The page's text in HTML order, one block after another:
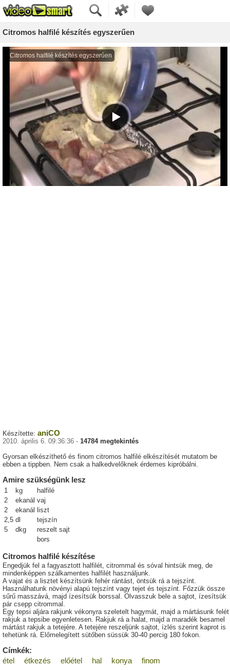
Citromos halfilé készítés egyszerűen
Készítette: aniCO
2010. április 6. 09:36:36 - 14784 megtekintés
Gyorsan elkészíthető és finom citromos halfilé elkészítését mutatom be
ebben a tippben. Nem csak a halkedvelőknek érdemes kipróbálni.
Amire szükségünk lesz
1 kg
halfilé
2
ekanál vaj
2
ekanál liszt
2,5 dl
tejszín
5
dkg
reszelt sajt
bors
Citromos halfilé készítése
Engedjük fel a fagyasztott halfilét, citrommal és sóval hintsük meg, de
mindenképpen szálkamentes halfilét használjunk.
A vajat és a lisztet készítsünk fehér rántást, öntsük rá a tejszínt.
Használhatunk növényi alapú tejszínt vagy tejet és tejszínt. Főzzük össze
sűrű masszává, majd ízesítsük borssal. Olvasszuk bele a sajtot, ízesítsük
pár csepp citrommal.
Egy tepsi aljára rakjunk vékonyra szeletelt hagymát, majd a mártásunk felét
rakjuk a tepsibe egyenletesen. Rakjuk rá a halat, majd a maradék besamel
mártást rakjuk a tetejére. A tetejére reszeljünk sajtot, ízlés szerint kaprot is
tehetünk rá. Előmelegített sütőben süssük 30-40 percig 180 fokon.
Címkék:
étel
étkezés előétel hal konya finom